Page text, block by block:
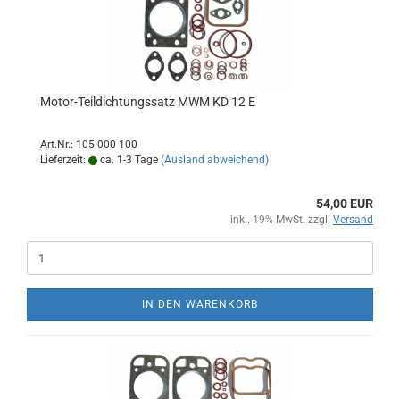
Motor-Teildichtungssatz MWM KD 12 E
Art.Nr.: 105 000 100
Lieferzeit:
ca. 1-3 Tage (Ausland abweichend)
54,00 EUR
inkl. 19% MwSt. zzgl. Versand
IN DEN WARENKORB